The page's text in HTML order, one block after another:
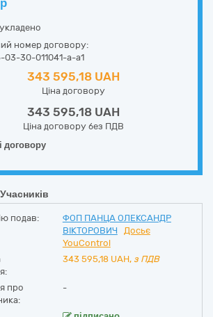
номер договору:
03-30-011041-a-a1
343 595,18 UAH
Ціна договору
343 595,18 UAH
Ціна договору без ПДВ
договору
подав:
ФОП ПАНЦА ОЛЕКСАНДР
ВІКТОРОВИЧ
Досьє
YouControl
343 595,18 UAH, з ПДВ
про
-